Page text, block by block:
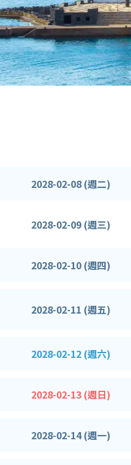
2028-02-08 (週二)
2028-02-09 (週三)
2028-02-10 (週四)
2028-02-11 (週五)
2028-02-12 (週六)
2028-02-13 (週日)
2028-02-14 (週一)